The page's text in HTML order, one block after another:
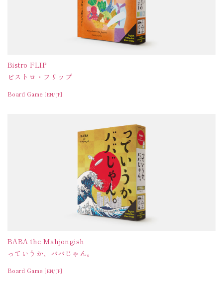
Bistro FLIP
ビストロ・フリップ
Board Game [EN/JP]
BABA the Mahjongish
っていうか、ババじゃん。
Board Game [EN/JP]